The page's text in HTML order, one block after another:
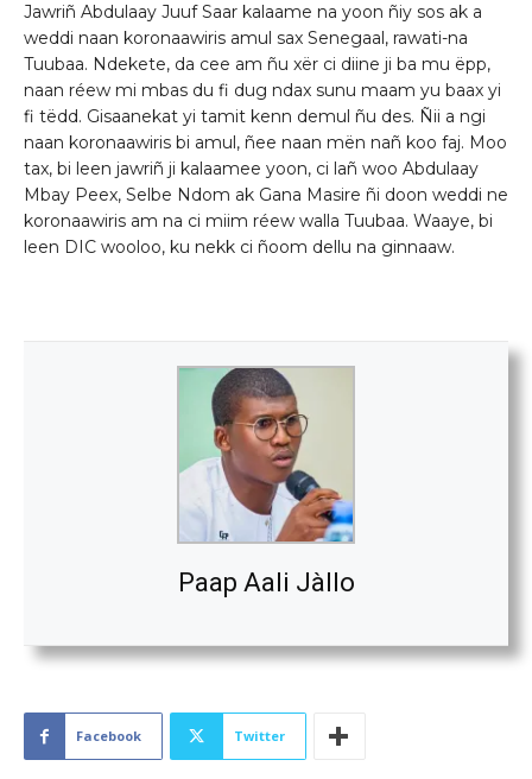
Jawriñ Abdulaay Juuf Saar kalaame na yoon ñiy sos ak a
weddi naan koronaawiris amul sax Senegaal, rawati-na
Tuubaa. Ndekete, da cee am ñu xër ci diine ji ba mu ëpp,
naan réew mi mbas du fi dug ndax sunu maam yu baax yi
fi tëdd. Gisaanekat yi tamit kenn demul ñu des. Ñii a ngi
naan koronaawiris bi amul, ñee naan mën nañ koo faj. Moo
tax, bi leen jawriñ ji kalaamee yoon, ci lañ woo Abdulaay
Mbay Peex, Selbe Ndom ak Gana Masire ñi doon weddi ne
koronaawiris am na ci miim réew walla Tuubaa. Waaye, bi
leen DIC wooloo, ku nekk ci ñoom dellu na ginnaaw.
Paap Aali Jàllo
Facebook Twitter